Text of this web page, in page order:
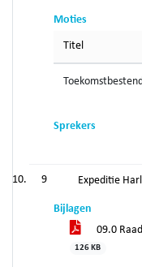
Moties
Titel
Sprekers
9 Expeditie
Bijlagen
09.0
126 KB